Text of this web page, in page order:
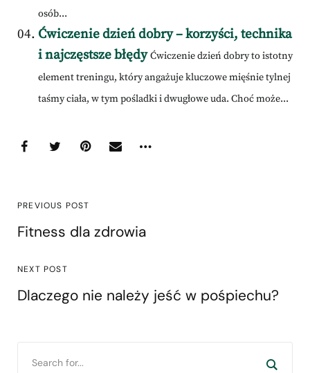
osób...
Ćwiczenie dzień dobry – korzyści, technika
i najczęstsze błędy Ćwiczenie dzień dobry to istotny
element treningu, który angażuje kluczowe mięśnie tylnej
taśmy ciała, w tym pośladki i dwugłowe uda. Choć może...
PREVIOUS POST
Fitness dla zdrowia
NEXT POST
Dlaczego nie należy jeść w pośpiechu?